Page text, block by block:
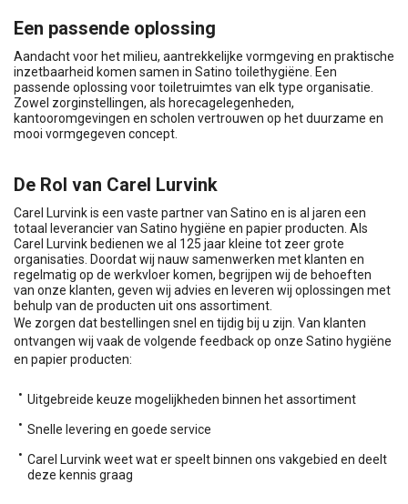
Een passende oplossing
Aandacht voor het milieu, aantrekkelijke vormgeving en praktische
inzetbaarheid komen samen in Satino toilethygiëne. Een
passende oplossing voor toiletruimtes van elk type organisatie.
Zowel zorginstellingen, als horecagelegenheden,
kantooromgevingen en scholen vertrouwen op het duurzame en
mooi vormgegeven concept.
De Rol van Carel Lurvink
Carel Lurvink is een vaste partner van Satino en is al jaren een
totaal leverancier van Satino hygiëne en papier producten. Als
Carel Lurvink bedienen we al 125 jaar kleine tot zeer grote
organisaties. Doordat wij nauw samenwerken met klanten en
regelmatig op de werkvloer komen, begrijpen wij de behoeften
van onze klanten, geven wij advies en leveren wij oplossingen met
behulp van de producten uit ons assortiment.
We zorgen dat bestellingen snel en tijdig bij u zijn. Van klanten
ontvangen wij vaak de volgende feedback op onze Satino hygiëne
en papier producten:
Uitgebreide keuze mogelijkheden binnen het assortiment
Snelle levering en goede service
Carel Lurvink weet wat er speelt binnen ons vakgebied en deelt
deze kennis graag